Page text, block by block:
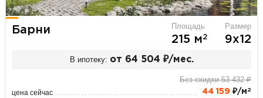
Барни Площадь
215 м2
Размер
9х12
В ипотеку: от 64 504 ₽/мес.
Без скидки 53 432 ₽
цена сейчас 44 159 ₽/м 2